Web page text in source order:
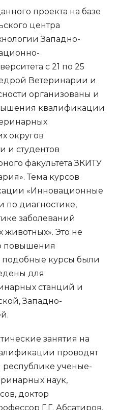
проекта на базе
центра
Западно-
с 21 по 25
Ветеринарии и
организованы и
квалификации
округов
и студентов
факультета ЗКИТУ
Тема курсов
«Инновационные
по диагностике,
заболеваний
животных». Это не
повышения
курсы были
для
станций и
Западно-
занятия на
проводят
республике ученые-
наук,
доктор
Г.Г. Абсатиров,